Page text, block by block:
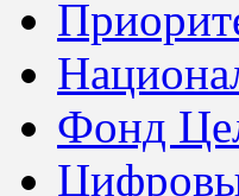
Фонд